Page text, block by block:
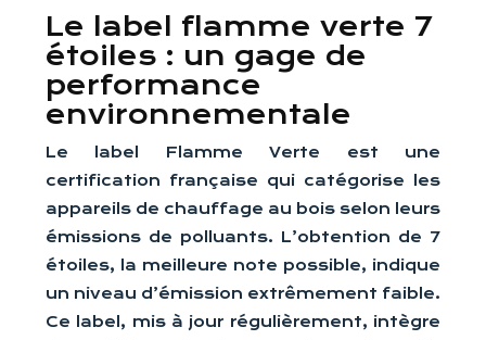
Le label flamme verte 7
étoiles : un gage de
performance
environnementale
Le label Flamme Verte est une
certification française qui catégorise les
appareils de chauffage au bois selon leurs
émissions de polluants. L’obtention de 7
étoiles, la meilleure note possible, indique
un niveau d’émission extrêmement faible.
Ce label, mis à jour régulièrement, intègre